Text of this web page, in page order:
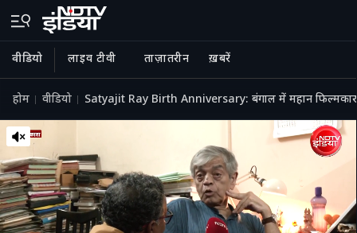
वीडियो लाइव टीवी ताज़ातरीन ख़बरें
होम वीडियो Satyajit Ray Birth Anniversary: बंगाल में महान